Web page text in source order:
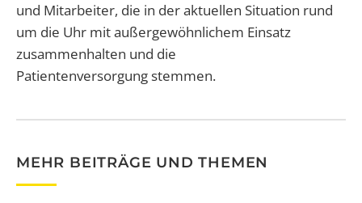
und Mitarbeiter, die in der aktuellen Situation rund
um die Uhr mit außergewöhnlichem Einsatz
zusammenhalten und die
Patientenversorgung stemmen.
MEHR BEITRÄGE UND THEMEN